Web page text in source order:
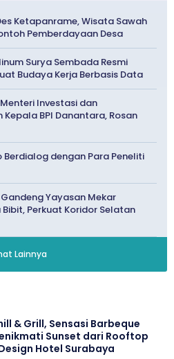
Ketapanrame, Wisata Sawah
Pemberdayaan Desa
Surya Sembada Resmi
Budaya Kerja Berbasis Data
Investasi dan
Kepala BPI Danantara, Rosan
Berdialog dengan Para Peneliti
Yayasan Mekar
Bibit, Perkuat Koridor Selatan
Lainnya
& Grill, Sensasi Barbeque
Sunset dari Rooftop
Design Hotel Surabaya